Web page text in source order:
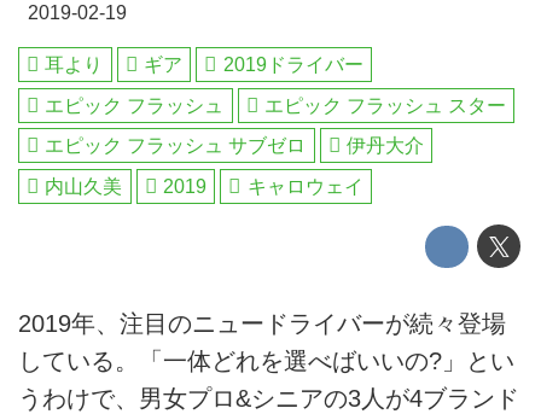
2019-02-19
耳より ギア
2019ドライバー
エピック フラッシュ
エピック フラッシュ スター
エピック フラッシュ サブゼロ
伊丹大介
内山久美
2019 キャロウェイ
2019年、注目のニュードライバーが続々登場
している。「一体どれを選べばいいの?」とい
うわけで、男女プロ&シニアの3人が4ブランド